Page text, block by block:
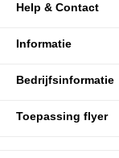
Help & Contact
Informatie
Bedrijfsinformatie
Toepassing flyer